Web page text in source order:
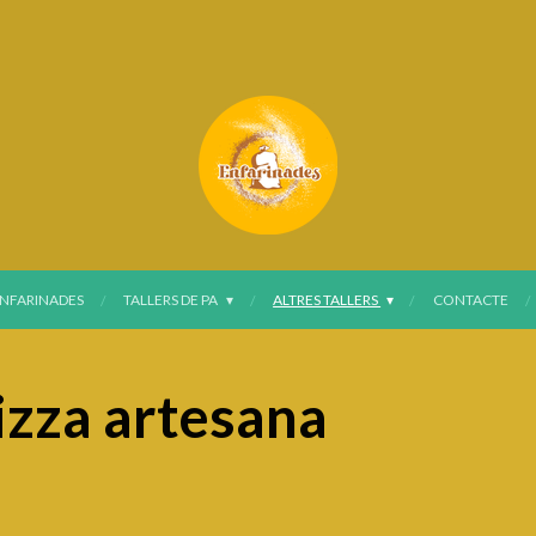
TALLERS DE PA ALTRES TALLERS CONTACTE
artesana